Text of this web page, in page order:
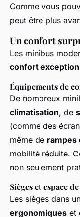
Comme vous
peut être plus
Un confort
Les minibus
confort
Équipements de
De nombreux
climatisation, de
(comme des
même de rampes
mobilité réduite.
non seulement
Sièges et espace
Les sièges dans
ergonomiques et